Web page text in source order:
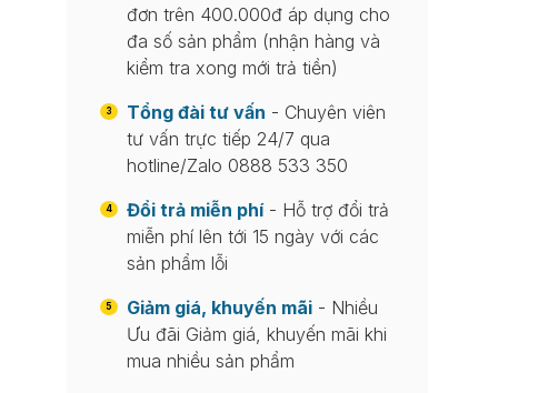
đơn trên 400.000đ áp dụng cho
đa số sản phẩm (nhận hàng và
kiểm tra xong mới trả tiền)
3 Tổng đài tư vấn - Chuyên viên
tư vấn trực tiếp 24/7 qua
hotline/Zalo 0888 533 350
4 Đổi trả miễn phí- Hỗ trợ đổi trả
miễn phí lên tới 15 ngày với các
sản phẩm lỗi
5 Giảm giá, khuyến mãi - Nhiều
Ưu đãi Giảm giá, khuyến mãi khi
mua nhiều sản phẩm